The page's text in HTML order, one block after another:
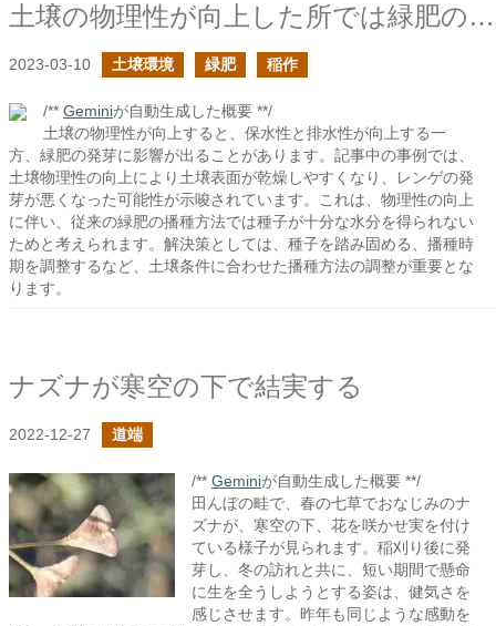
土壌の物理性が向上した所では緑肥の播種が難しくなるかも
2023-03-10 土壌環境 緑肥 稲作
/** Geminiが自動生成した概要 **/
土壌の物理性が向上すると、保水性と排水性が向上する一
方、緑肥の発芽に影響が出ることがあります。記事中の事例では、
土壌物理性の向上により土壌表面が乾燥しやすくなり、レンゲの発
芽が悪くなった可能性が示唆されています。これは、物理性の向上
に伴い、従来の緑肥の播種方法では種子が十分な水分を得られない
ためと考えられます。解決策としては、種子を踏み固める、播種時
期を調整するなど、土壌条件に合わせた播種方法の調整が重要とな
ります。
ナズナが寒空の下で結実する
2022-12-27 道端
/** Geminiが自動生成した概要 **/
田んぼの畦で、春の七草でおなじみのナ
ズナが、寒空の下、花を咲かせ実を付け
ている様子が見られます。稲刈り後に発
芽し、冬の訪れと共に、短い期間で懸命
に生を全うしようとする姿は、健気さを
感じさせます。昨年も同じような感動を